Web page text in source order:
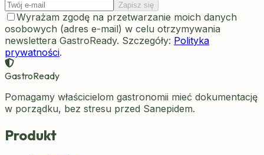
Zapisz się
Wyrażam zgodę na przetwarzanie moich danych
osobowych (adres e-mail) w celu otrzymywania
newslettera GastroReady. Szczegóły: Polityka
prywatności.
GastroReady
Pomagamy właścicielom gastronomii mieć dokumentację
w porządku, bez stresu przed Sanepidem.
Produkt